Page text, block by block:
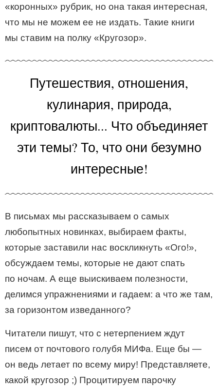
«коронных» рубрик, но она такая интересная,
что мы не можем ее не издать. Такие книги
мы ставим на полку «Кругозор».
Путешествия, отношения,
кулинария, природа,
криптовалюты... Что объединяет
эти темы? То, что они безумно
интересные!
В письмах мы рассказываем о самых
любопытных новинках, выбираем факты,
которые заставили нас воскликнуть «Ого!»,
обсуждаем темы, которые не дают спать
по ночам. А еще выискиваем полезности,
делимся упражнениями и гадаем: а что же там,
за горизонтом изведанного?
Читатели пишут, что с нетерпением ждут
писем от почтового голубя МИФа. Еще бы —
он ведь летает по всему миру! Представляете,
какой кругозор ;) Процитируем парочку